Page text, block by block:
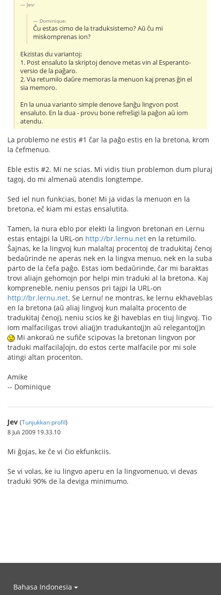
Jev:
Dominique:
Ĉu estas cimo de la traduksistemo? Aŭ ĉu mi
miskomprenas ion?
Ekzistas du variantoj:
1. Post ensaluto la skriptoj denove metas vin al Esperanto-
versio de la paĝaro.
2. Via retumilo daŭre memoras la menuon kaj prenas ĝin el
sia memoro.
En la unua varianto simple denove ŝanĝu lingvon post
ensaluto. En la dua - provu bone refreŝigi la paĝon aŭ iom
atendu.
La problemo ne estis #1 ĉar la paĝo estis en la bretona, krom
la ĉefmenuo.
Eble estis #2. Mi ne scias. Mi vidis tiun problemon dum pluraj
tagoj, do mi almenaŭ atendis longtempe.
Sed iel nun funkcias, bone! Mi ja vidas la menuon en la
bretona, eĉ kiam mi estas ensalutita.
Tamen, la nura eblo por elekti la lingvon bretonan en Lernu
estas entajpi la URL-on http://br.lernu.net en la retumilo.
Ŝajnas, ke la lingvoj kun malaltaj procentoj de tradukitaj ĉenoj
bedaŭrinde ne aperas nek en la lingva menuo, nek en la suba
parto de la ĉefa paĝo. Estas iom bedaŭrinde, ĉar mi baraktas
trovi aliajn gehomojn por helpi min traduki al la bretona. Kaj
kompreneble, neniu pensos pri tajpi la URL-on
http://br.lernu.net. Se Lernu! ne montras, ke lernu ekhaveblas
en la bretona (aŭ aliaj lingvoj kun malalta procento de
tradukitaj ĉenoj), neniu scios ke ĝi haveblas en tiuj lingvoj. Tio
iom malfaciligas trovi alia(j)n tradukanto(j)n aŭ releganto(j)n
Mi ankoraŭ ne sufiĉe scipovas la bretonan lingvon por
traduki malfacilaĵojn, do estos certe malfacile por mi sole
atingi altan procenton.
Amike
-- Dominique
Jev (Tunjukkan profil)
8 Juli 2009 19.33.10
Mi ĝojas, ke ĉe vi ĉio ekfunkciis.
Se vi volas, ke iu lingvo aperu en la lingvomenuo, vi devas
traduki 90% de la deviga minimumo.
Bahasa Indonesia